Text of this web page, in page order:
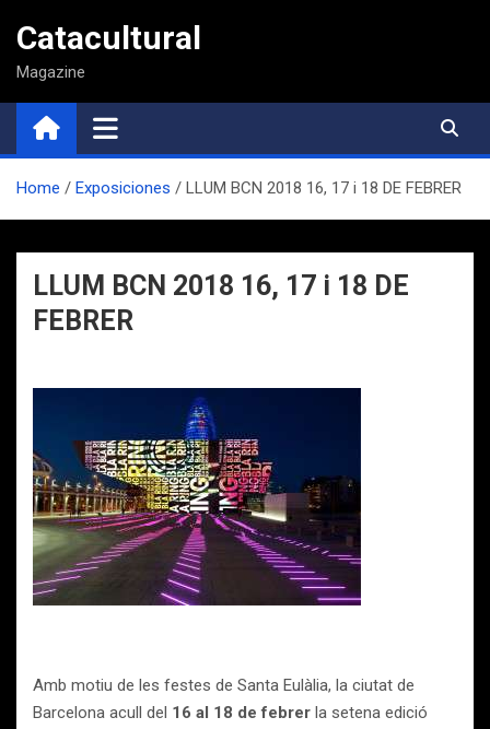
contenido
Catacultural
Magazine
Home Exposiciones LLUM BCN 2018 16, 17 i 18 DE FEBRER
LLUM BCN 2018 16, 17 i 18 DE
FEBRER
Amb motiu de les festes de Santa Eulàlia, la ciutat de
Barcelona acull del 16 al 18 de febrer la setena edició